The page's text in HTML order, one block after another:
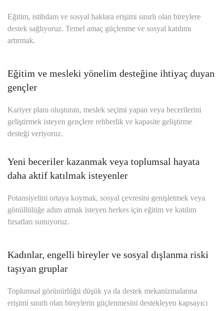
Eğitim, istihdam ve sosyal haklara erişimi sınırlı olan bireylere
destek sağlıyoruz. Temel amaç güçlenme ve sosyal katılımı
artırmak.
Eğitim ve mesleki yönelim desteğine ihtiyaç duyan
gençler
Kariyer planı oluşturan, meslek seçimi yapan veya becerilerini
geliştirmek isteyen gençlere rehberlik ve kapasite geliştirme
desteği veriyoruz.
Yeni beceriler kazanmak veya toplumsal hayata
daha aktif katılmak isteyenler
Potansiyelini ortaya koymak, sosyal çevresini genişletmek veya
gönüllülüğe adım atmak isteyen herkes için eğitim ve katılım
fırsatları sunuyoruz.
Kadınlar, engelli bireyler ve sosyal dışlanma riski
taşıyan gruplar
Toplumsal görünürlüğü düşük ya da destek mekanizmalarına
erişimi sınırlı olan bireylerin güçlenmesini destekleyen kapsayıcı